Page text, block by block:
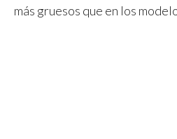
más gruesos que en los